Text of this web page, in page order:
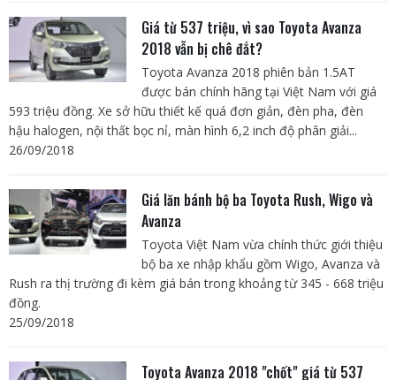
Giá từ 537 triệu, vì sao Toyota Avanza
2018 vẫn bị chê đắt?
Toyota Avanza 2018 phiên bản 1.5AT
được bán chính hãng tại Việt Nam với giá
593 triệu đồng. Xe sở hữu thiết kế quá đơn giản, đèn pha, đèn
hậu halogen, nội thất bọc nỉ, màn hình 6,2 inch độ phân giải...
26/09/2018
Giá lăn bánh bộ ba Toyota Rush, Wigo và
Avanza
Toyota Việt Nam vừa chính thức giới thiệu
bộ ba xe nhập khẩu gồm Wigo, Avanza và
Rush ra thị trường đi kèm giá bán trong khoảng từ 345 - 668 triệu
đồng.
25/09/2018
Toyota Avanza 2018 "chốt" giá từ 537